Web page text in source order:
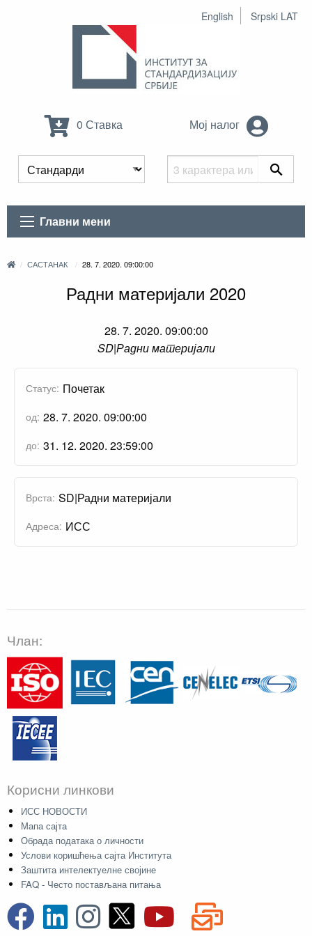
English Srpski LAT
0 Ставка Мој налог
Главни мени
САСТАНАК 28. 7. 2020. 09:00:00
Радни материјали 2020
28. 7. 2020. 09:00:00
SD|Радни материјали
Статус: Почетак
од: 28. 7. 2020. 09:00:00
до: 31. 12. 2020. 23:59:00
Врста: SD|Радни материјали
Адреса: ИСС
Члан:
Корисни линкови
ИСС НОВОСТИ
Мапа сајта
Обрада података о личности
Услови коришћења сајта Института
Заштита интелектуелне својине
FAQ - Често постављана питања